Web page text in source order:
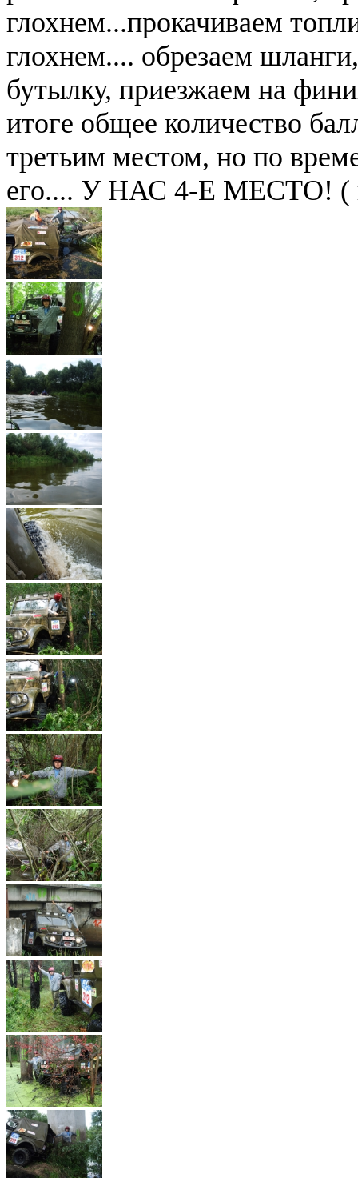
глохнем...прокачиваем
глохнем.... обрезаем
бутылку, приезжаем на
итоге общее количество
третьим местом, но по
его.... У НАС 4-Е МЕСТО! (